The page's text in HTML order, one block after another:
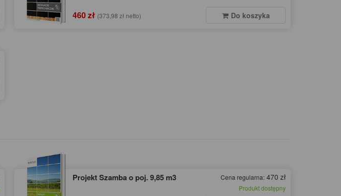
460 zł (373,98 zł netto) Do koszyka
Projekt Szamba o poj. 9,85 m3 Cena regularna: 470 zł
Produkt dostępny